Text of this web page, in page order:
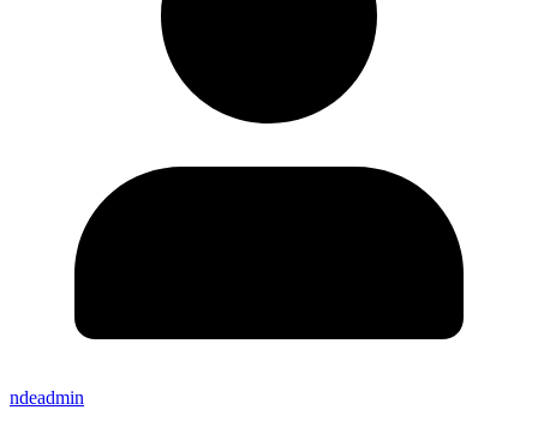
ndeadmin